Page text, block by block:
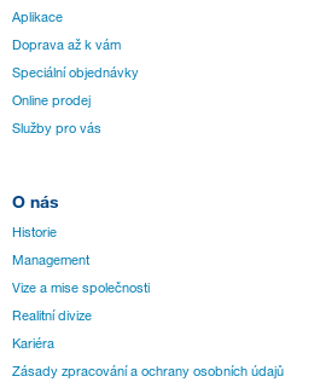
Aplikace
Doprava až k vám
Speciální objednávky
Online prodej
Služby pro vás
O nás
Historie
Management
Vize a mise společnosti
Realitní divize
Kariéra
Zásady zpracování a ochrany osobních údajů